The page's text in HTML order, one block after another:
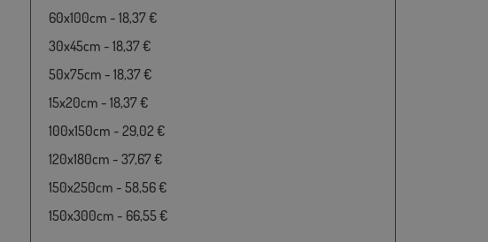
60x100cm - 18,37 €
30x45cm - 18,37 €
50x75cm - 18,37 €
15x20cm - 18,37 €
100x150cm - 29,02 €
120x180cm - 37,67 €
150x250cm - 58,56 €
150x300cm - 66,55 €